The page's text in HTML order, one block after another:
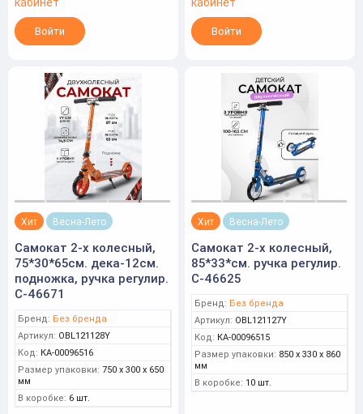
Войти Войти
Хит Весна-Лето
Самокат 2-х колесный,
75*30*65см. дека-12см.
подножка, ручка регулир.
С-46671
Бренд: Без бренда
Артикул: OBL121128Y
Код: КА-00096516
Размер упаковки: 750 x 300 x 650
мм
В коробке: 6 шт.
Хит Весна-Лето
Самокат 2-х колесный,
85*33*см. ручка регулир.
С-46625
Бренд: Без бренда
Артикул: OBL121127Y
Код: КА-00096515
Размер упаковки: 850 x 330 x 860
мм
В коробке: 10 шт.